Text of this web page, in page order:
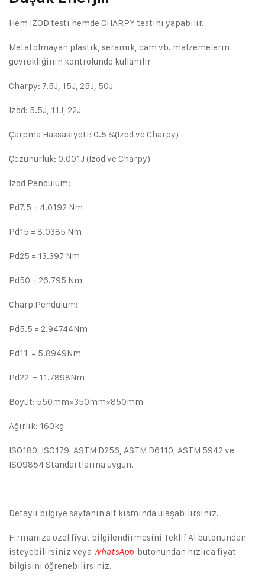
Hem IZOD testi hemde CHARPY testini yapabilir.
Metal olmayan plastik, seramik, cam vb. malzemelerin
gevrekliğinin kontrolünde kullanılır
Charpy: 7.5J, 15J, 25J, 50J
Izod: 5.5J, 11J, 22J
Çarpma Hassasiyeti: 0.5 %(Izod ve Charpy)
Çözünürlük: 0.001J (Izod ve Charpy)
Izod Pendulum:
Pd7.5 = 4.0192 Nm
Pd15 = 8.0385 Nm
Pd25 = 13.397 Nm
Pd50 = 26.795 Nm
Charp Pendulum:
Pd5.5 = 2.94744Nm
Pd11 = 5.8949Nm
Pd22 = 11.7898Nm
Boyut: 550mm×350mm×850mm
Ağırlık: 160kg
ISO180, ISO179, ASTM D256, ASTM D6110, ASTM 5942 ve
ISO9854 Standartlarına uygun.
Detaylı bilgiye sayfanın alt kısmında ulaşabilirsiniz.
Firmanıza özel fiyat bilgilendirmesini Teklif Al butonundan
isteyebilirsiniz veya WhatsApp butonundan hızlıca fiyat
bilgisini öğrenebilirsiniz.